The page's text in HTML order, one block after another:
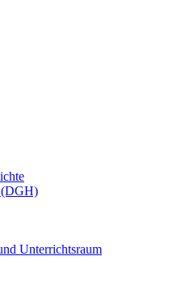
(DGH)
Unterrichtsraum